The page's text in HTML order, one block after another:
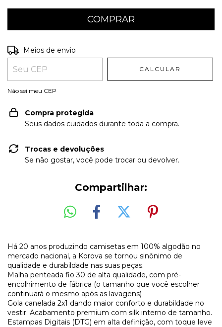
Entregas para o CEP:
Meios de envio
CALCULAR
Não sei meu CEP
Compra protegida
Seus dados cuidados durante toda a compra.
Trocas e devoluções
Se não gostar, você pode trocar ou devolver.
Compartilhar:
Há 20 anos produzindo camisetas em 100% algodão no
mercado nacional, a Korova se tornou sinônimo de
qualidade e durabildade nas suas peças.
Malha penteada fio 30 de alta qualidade, com pré-
encolhimento de fábrica (o tamanho que você escolher
continuará o mesmo após as lavagens)
Gola canelada 2x1 dando maior conforto e durabildade no
vestir. Acabamento premium com silk interno de tamanho.
Estampas Digitais (DTG) em alta definição, com toque leve